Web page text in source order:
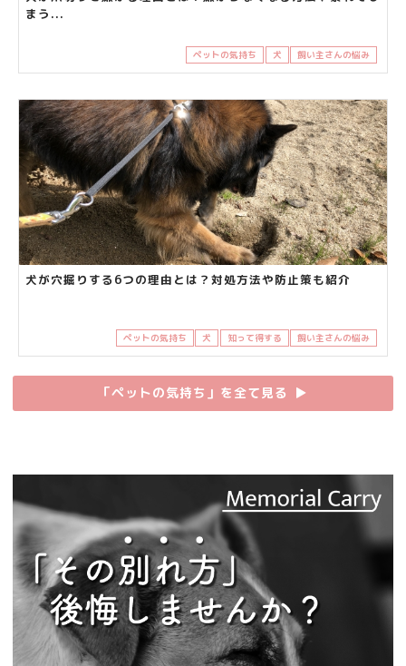
まう...
ペットの気持ち 犬 飼い主さんの悩み
犬が穴掘りする6つの理由とは？対処方法や防止策も紹介
ペットの気持ち 犬 知って得する 飼い主さんの悩み
「ペットの気持ち」を全て見る ▶︎